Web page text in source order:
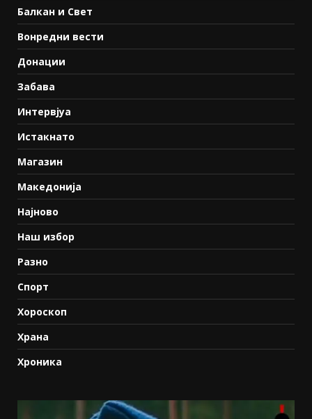
Балкан и Свет
Вонредни вести
Донации
Забава
Интервјуа
Истакнато
Магазин
Македонија
Најново
Наш избор
Разно
Спорт
Хороскоп
Храна
Хроника